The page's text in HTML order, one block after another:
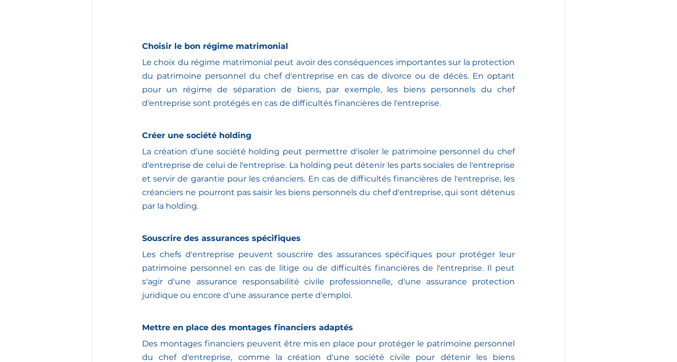
Choisir le bon régime matrimonial
Le choix du régime matrimonial peut avoir des conséquences importantes sur la protection
du patrimoine personnel du chef d'entreprise en cas de divorce ou de décès. En optant
pour un régime de séparation de biens, par exemple, les biens personnels du chef
d'entreprise sont protégés en cas de difficultés financières de l'entreprise.
Créer une société holding
La création d'une société holding peut permettre d'isoler le patrimoine personnel du chef
d'entreprise de celui de l'entreprise. La holding peut détenir les parts sociales de l'entreprise
et servir de garantie pour les créanciers. En cas de difficultés financières de l'entreprise, les
créanciers ne pourront pas saisir les biens personnels du chef d'entreprise, qui sont détenus
par la holding.
Souscrire des assurances spécifiques
Les chefs d'entreprise peuvent souscrire des assurances spécifiques pour protéger leur
patrimoine personnel en cas de litige ou de difficultés financières de l'entreprise. Il peut
s'agir d'une assurance responsabilité civile professionnelle, d'une assurance protection
juridique ou encore d'une assurance perte d'emploi.
Mettre en place des montages financiers adaptés
Des montages financiers peuvent être mis en place pour protéger le patrimoine personnel
du chef d'entreprise, comme la création d'une société civile pour détenir les biens